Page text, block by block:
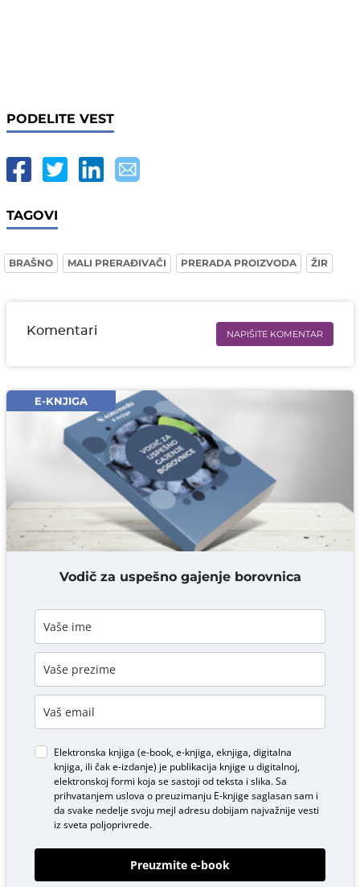
PODELITE VEST
TAGOVI
BRAŠNO MALI PRERAĐIVAČI PRERADA PROIZVODA ŽIR
Komentari NAPIŠITE KOMENTAR
Email* obavezno
Komentar* obavezno
DODAJ KOMENTAR
E-KNJIGA
Vodič za uspešno gajenje borovnica
Elektronska knjiga (e-book, e-knjiga, eknjiga, digitalna
knjiga, ili čak e-izdanje) je publikacija knjige u digitalnoj,
elektronskoj formi koja se sastoji od teksta i slika. Sa
prihvatanjem uslova o preuzimanju E-knjigesaglasan sam i
da svake nedelje svoju mejl adresu dobijam najvažnije vesti
iz sveta poljoprivrede.
Preuzmite e-book